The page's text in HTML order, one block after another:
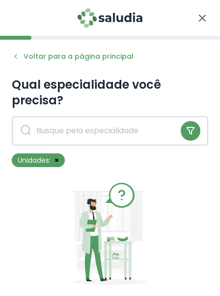
Voltar para a página principal
Qual especialidade você
precisa?
Unidades: ×